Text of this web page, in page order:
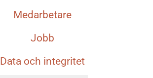
Medarbetare
Jobb
Data och integritet